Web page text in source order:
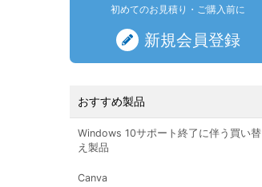
初めてのお見積り・ご購入前に
新規会員登録
おすすめ製品
Windows 10サポート終了に伴う買い替
え製品
Canva